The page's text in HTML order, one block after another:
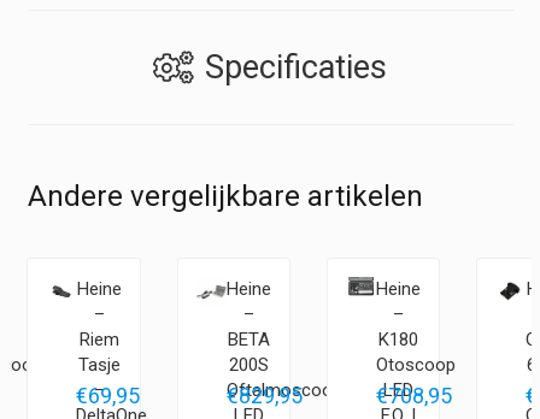
Specificaties
Andere vergelijkbare artikelen
Heine
–
Riem
Tasje
–
€69,95
Heine
–
BETA
200S
Oftalmoscoop
€829,95
Heine
–
K180
Otoscoop
LED
€708,95 €